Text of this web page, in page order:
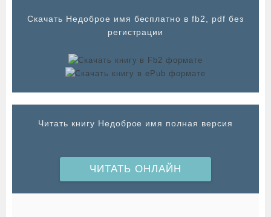
Cкачать Недоброе имя бесплатно в fb2, pdf без
регистрации
Читать книгу Недоброе имя полная версия
ЧИТАТЬ ОНЛАЙН